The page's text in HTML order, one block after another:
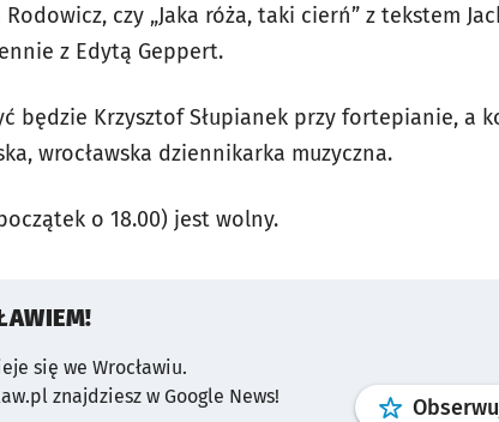
czy „Jaka róża, taki cierń” z tekstem
z Edytą Geppert.
będzie Krzysztof Słupianek przy fortepianie, a
wrocławska dziennikarka muzyczna.
o 18.00) jest wolny.
się we Wrocławiu.
znajdziesz w Google News!